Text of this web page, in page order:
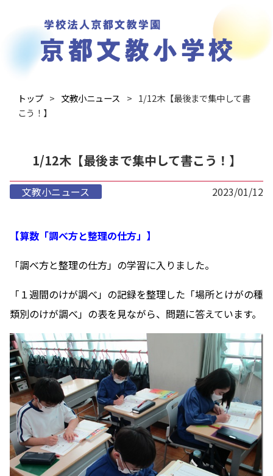
トップ 文教小ニュース
1/12木【最後まで集中して書
こう！】
1/12木【最後まで集中して書こう！】
文教小ニュース 2023/01/12
【算数「調べ方と整理の仕方」】
「調べ方と整理の仕方」の学習に入りました。
「１週間のけが調べ」の記録を整理した「場所とけがの種
類別のけが調べ」の表を見ながら、問題に答えています。